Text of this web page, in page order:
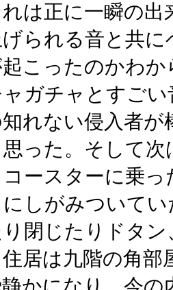
は正に一瞬の出
げられる音と共
こったのかわ
ャガチャとすご
れない侵入者
った。そして
コースターに乗
にしがみついて
閉じたりドタ
居は九階の角